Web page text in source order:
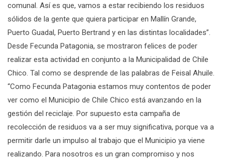
comunal. Así es que, vamos a estar recibiendo los residuos
sólidos de la gente que quiera participar en Mallín Grande,
Puerto Guadal, Puerto Bertrand y en las distintas localidades”.
Desde Fecunda Patagonia, se mostraron felices de poder
realizar esta actividad en conjunto a la Municipalidad de Chile
Chico. Tal como se desprende de las palabras de Feisal Ahuile.
“Como Fecunda Patagonia estamos muy contentos de poder
ver como el Municipio de Chile Chico está avanzando en la
gestión del reciclaje. Por supuesto esta campaña de
recolección de residuos va a ser muy significativa, porque va a
permitir darle un impulso al trabajo que el Municipio ya viene
realizando. Para nosotros es un gran compromiso y nos